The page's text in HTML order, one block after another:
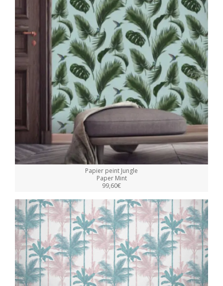
Papier peint Jungle
Paper Mint
99,60€